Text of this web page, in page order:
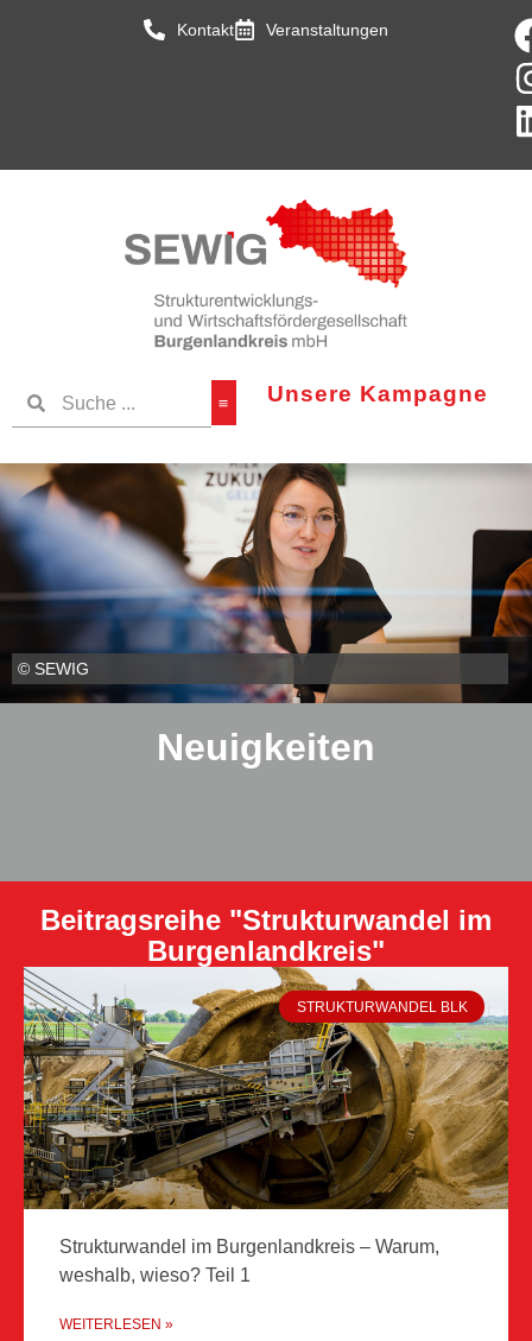
Kontakt Veranstaltungen
Unsere Kampagne
Neuigkeiten
© SEWIG
Beitragsreihe "Strukturwandel im
Burgenlandkreis"
STRUKTURWANDEL BLK
Strukturwandel im Burgenlandkreis – Warum,
weshalb, wieso? Teil 1
WEITERLESEN »